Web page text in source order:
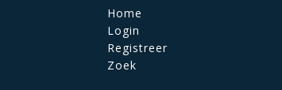
Home
Login
Registreer
Zoek